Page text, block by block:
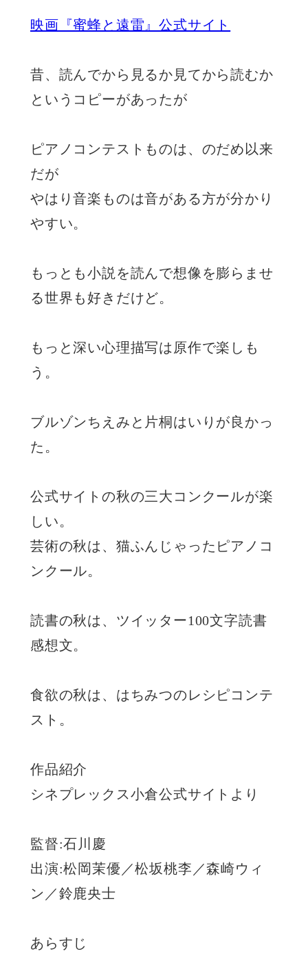
映画『蜜蜂と遠雷』公式サイト
昔、読んでから見るか見てから読むか
というコピーがあったが
ピアノコンテストものは、のだめ以来
だが
やはり音楽ものは音がある方が分かり
やすい。
もっとも小説を読んで想像を膨らませ
る世界も好きだけど。
もっと深い心理描写は原作で楽しも
う。
ブルゾンちえみと片桐はいりが良かっ
た。
公式サイトの秋の三大コンクールが楽
しい。
芸術の秋は、猫ふんじゃったピアノコ
ンクール。
読書の秋は、ツイッター100文字読書
感想文。
食欲の秋は、はちみつのレシピコンテ
スト。
作品紹介
シネプレックス小倉公式サイトより
監督:石川慶
出演:松岡茉優／松坂桃李／森崎ウィ
ン／鈴鹿央士
あらすじ